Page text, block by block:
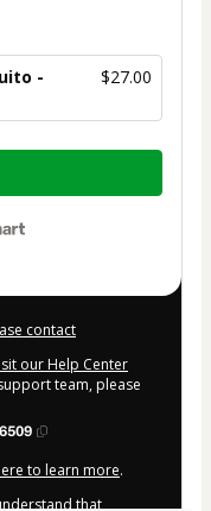
-
$27.00
contact
our Help Center
team, please
to learn more.
that